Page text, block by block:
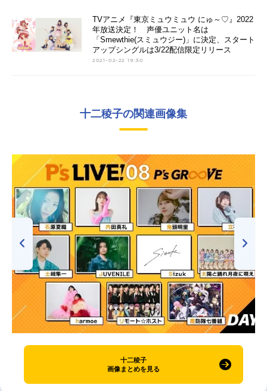
TVアニメ『東京ミュウミュウ にゅ～♡』2022
年放送決定！ 声優ユニット名は
「Smewthie(スミュウジー)」に決定、スタート
アップシングルは3/22配信限定リリース
2021-02-22 19:30
十二稜子の関連画像集
十二稜子
画像まとめを見る